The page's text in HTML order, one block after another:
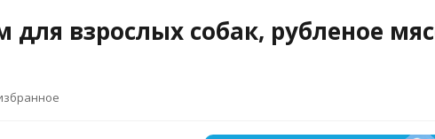
взрослых собак, рубленое